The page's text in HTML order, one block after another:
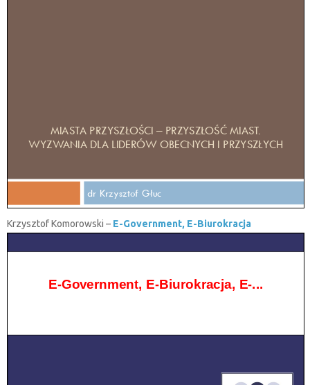
Krzysztof Komorowski – E-Government, E-Biurokracja